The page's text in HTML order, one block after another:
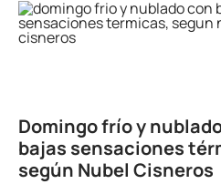
Domingo frío y
bajas sensaciones
según Nubel Cisneros